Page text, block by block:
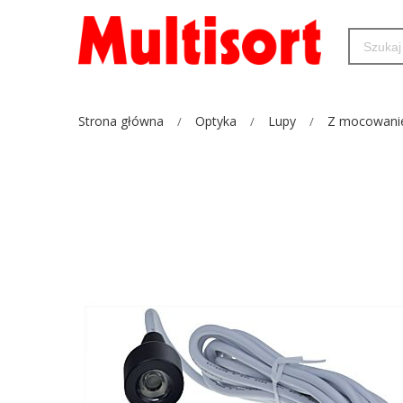
Strona główna Optyka Lupy Z